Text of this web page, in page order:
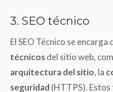
3. SEO técnico
El SEO Técnico se encarga
técnicosdel sitio web,
arquitectura del sitio, la
seguridad (HTTPS).